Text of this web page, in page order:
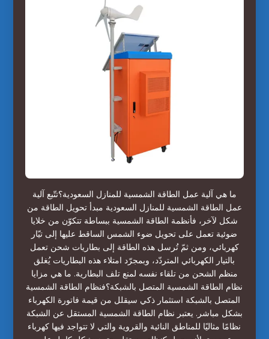
ما هي آلية عمل الطاقة الشمسية للمنازل السعودية؟تتّبع آلية
عمل الطاقة الشمسية للمنازل السعودية مبدأ تحويل الطاقة من
شكل لآخر، فأنظمة الطاقة الشمسية ببساطة تتكوّن من خلايا
ضوئية تعمل على تحويل ضوء الشمس الساقط عليها إلى تيّار
كهربائي، ومن ثمّ تُرسل هذه الطاقة إلى بطاريات شحن تعمل
بالتيار الكهربائي المتردّد، وبمجرّد امتلاء هذه البطاريات يُغلق
منظم الشحن من تلقاء نفسه لمنع تلف البطارية. ما هي مزايا
نظام الطاقة الشمسية المتصل بالشبكة؟فنظام الطاقة الشمسية
المتصل بالشبكة استثمار ذكي سيقلل من قيمة فاتورة الكهرباء
بشكل مباشر. يعتبر نظام الطاقة الشمسية المستقل عن الشبكة
نظامًا مثاليًا للمناطق النائية والقروية والتي لا تتواجد فيها كهرباء